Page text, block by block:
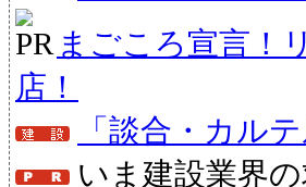
まごころ宣言！
店！
「談合・カル
いま建設業界